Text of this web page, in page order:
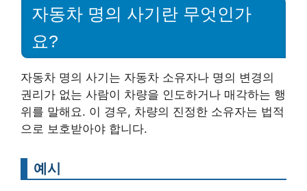
자동차 명의 사기란 무엇인가
요?
자동차 명의 사기는 자동차 소유자나 명의 변경의
권리가 없는 사람이 차량을 인도하거나 매각하는 행
위를 말해요. 이 경우, 차량의 진정한 소유자는 법적
으로 보호받아야 합니다.
예시